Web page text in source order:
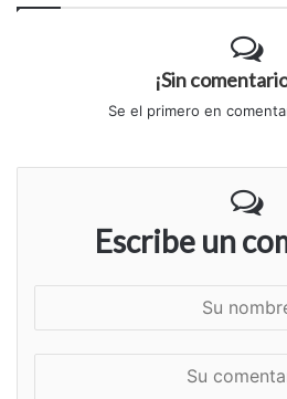
¡Sin
Se el primero en
Escribe un